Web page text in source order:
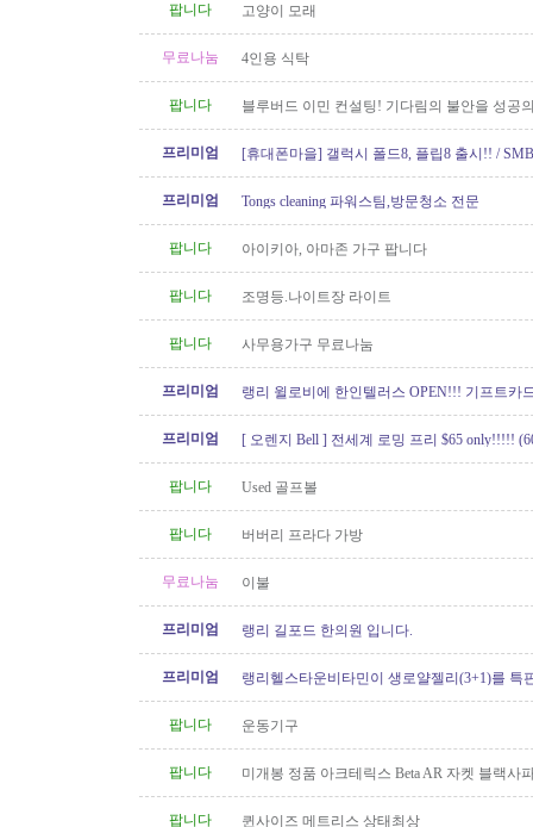
팝니다
고양이 모래
무료나눔 4인용 식탁
팝니다 블루버드 이민 컨설팅! 기다림의 불안을 성공
프리미엄
[휴대폰마을] 갤럭시 폴드8, 플립8 출시!! /
프리미엄
Tongs cleaning 파워스팀,방문청소 전문
팝니다 아이키아, 아마존 가구 팝니다
팝니다 조명등.나이트장 라이트
팝니다 사무용가구 무료나눔
프리미엄
랭리 윌로비에 한인텔러스 OPEN!!! 기프트카
프리미엄
[ 오렌지 Bell ] 전세계 로밍 프리 $65 only!!!!!
팝니다 Used 골프볼
팝니다 버버리 프라다 가방
무료나눔 이불
프리미엄 랭리 길포드 한의원 입니다.
프리미엄 랭리헬스타운비타민이 생로얄젤리(3+1)를 특
팝니다 운동기구
팝니다
미개봉 정품 아크테릭스 Beta AR 자켓 블랙사
팝니다
퀸사이즈 메트리스 상태최상